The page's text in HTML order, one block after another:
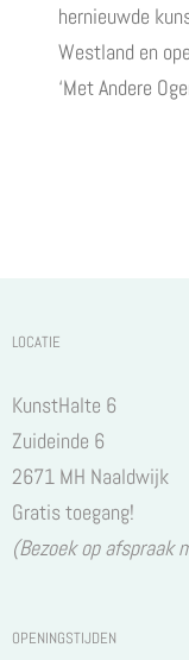
hernieuwde
Westland en
‘Met Andere
LOCATIE
KunstHalte 6
Zuideinde 6
2671 MH Naaldwijk
Gratis toegang!
(Bezoek op afspraak
OPENINGSTIJDEN